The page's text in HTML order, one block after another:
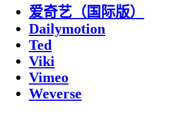
爱奇艺（国际版）
Dailymotion
Ted
Viki
Vimeo
Weverse